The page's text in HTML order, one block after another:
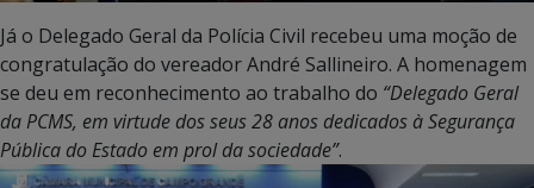
Já o Delegado Geral da Polícia Civil recebeu uma moção de
congratulação do vereador André Sallineiro. A homenagem
se deu em reconhecimento ao trabalho do “Delegado Geral
da PCMS, em virtude dos seus 28 anos dedicados à Segurança
Pública do Estado em prol da sociedade”.